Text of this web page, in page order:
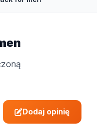
Dodaj opinię